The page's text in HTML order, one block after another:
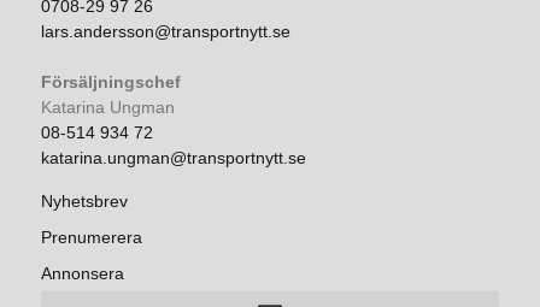
0708-29 97 26
lars.andersson@transportnytt.se
Försäljningschef
Katarina Ungman
08-514 934 72
katarina.ungman@transportnytt.se
Nyhetsbrev
Prenumerera
Annonsera